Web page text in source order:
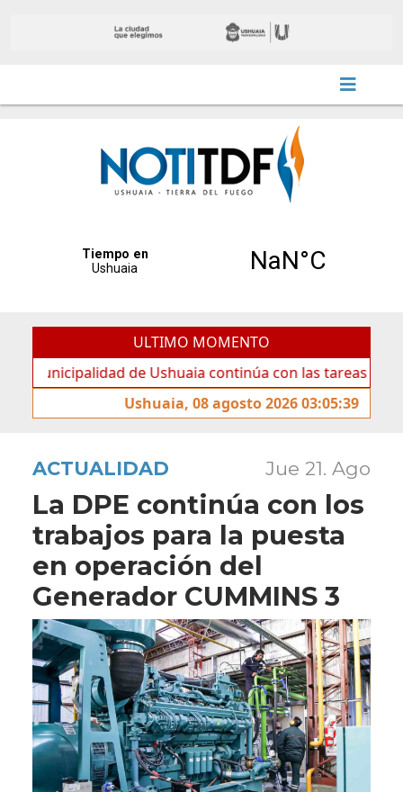
ULTIMO MOMENTO
de Ushuaia continúa con las tareas de
Ushuaia, 08 agosto 2026 03:05:39
ACTUALIDAD Jue 21. Ago
La DPE continúa con los
trabajos para la puesta
en operación del
Generador CUMMINS 3